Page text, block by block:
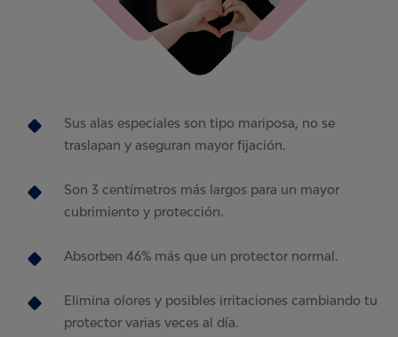
Sus alas especiales son tipo mariposa, no se
traslapan y aseguran mayor fijación.
Son 3 centímetros más largos para un mayor
cubrimiento y protección.
Absorben 46% más que un protector normal.
Elimina olores y posibles irritaciones cambiando tu
protector varias veces al día.